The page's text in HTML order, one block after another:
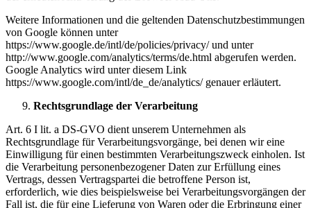
Weitere Informationen und die geltenden Datenschutzbestimmungen
von Google können unter
https://www.google.de/intl/de/policies/privacy/ und unter
http://www.google.com/analytics/terms/de.html abgerufen werden.
Google Analytics wird unter diesem Link
https://www.google.com/intl/de_de/analytics/ genauer erläutert.
Rechtsgrundlage der Verarbeitung
Art. 6 I lit. a DS-GVO dient unserem Unternehmen als
Rechtsgrundlage für Verarbeitungsvorgänge, bei denen wir eine
Einwilligung für einen bestimmten Verarbeitungszweck einholen. Ist
die Verarbeitung personenbezogener Daten zur Erfüllung eines
Vertrags, dessen Vertragspartei die betroffene Person ist,
erforderlich, wie dies beispielsweise bei Verarbeitungsvorgängen der
Fall ist, die für eine Lieferung von Waren oder die Erbringung einer